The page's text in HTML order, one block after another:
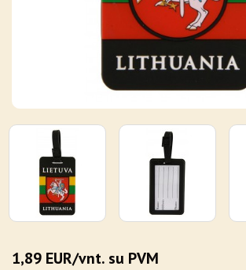
1,89 EUR/vnt. su PVM